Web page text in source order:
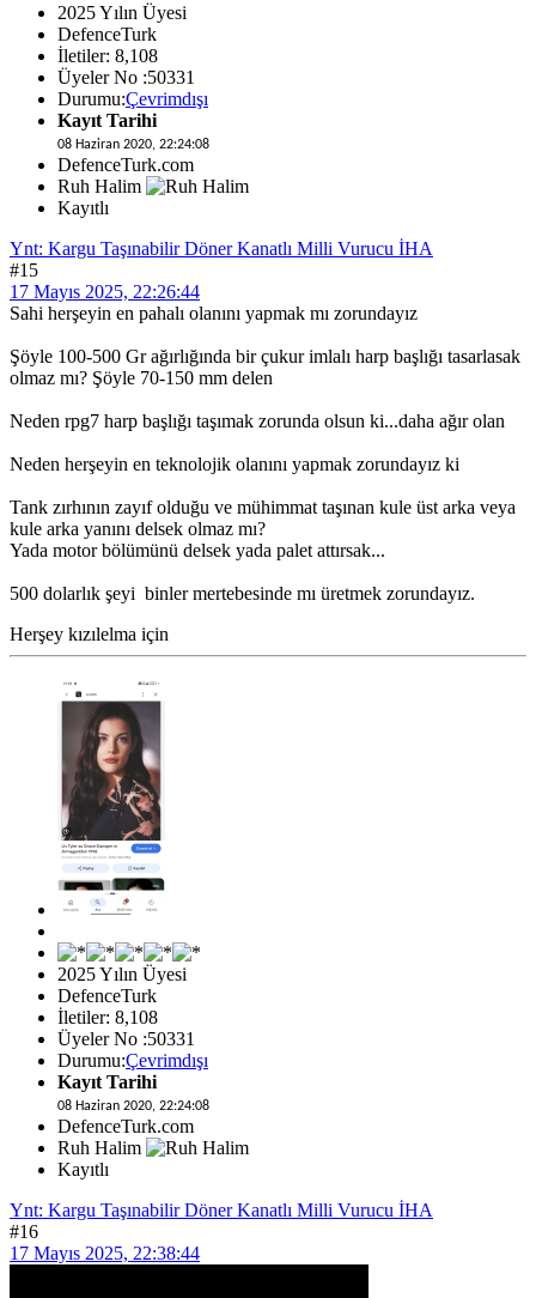
2025 Yılın Üyesi
DefenceTurk
İletiler: 8,108
Üyeler No :50331
Durumu:Çevrimdışı
Kayıt Tarihi
08 Haziran 2020, 22:24:08
DefenceTurk.com
Ruh Halim
Kayıtlı
Ynt: Kargu Taşınabilir Döner Kanatlı Milli Vurucu İHA
#15
17 Mayıs 2025, 22:26:44
Sahi herşeyin en pahalı olanını yapmak mı zorundayız
Şöyle 100-500 Gr ağırlığında bir çukur imlalı harp başlığı tasarlasak
olmaz mı? Şöyle 70-150 mm delen
Neden rpg7 harp başlığı taşımak zorunda olsun ki...daha ağır olan
Neden herşeyin en teknolojik olanını yapmak zorundayız ki
Tank zırhının zayıf olduğu ve mühimmat taşınan kule üst arka veya
kule arka yanını delsek olmaz mı?
Yada motor bölümünü delsek yada palet attırsak...
500 dolarlık şeyi binler mertebesinde mı üretmek zorundayız.
Herşey kızılelma için
2025 Yılın Üyesi
DefenceTurk
İletiler: 8,108
Üyeler No :50331
Durumu:Çevrimdışı
Kayıt Tarihi
08 Haziran 2020, 22:24:08
DefenceTurk.com
Ruh Halim
Kayıtlı
Ynt: Kargu Taşınabilir Döner Kanatlı Milli Vurucu İHA
#16
17 Mayıs 2025, 22:38:44